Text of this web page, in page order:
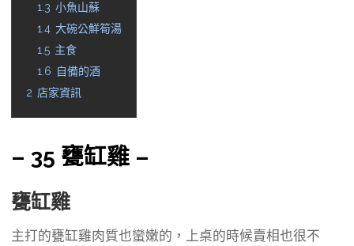
1.3 小魚山蘇
1.4 大碗公鮮筍湯
1.5 主食
1.6 自備的酒
2 店家資訊
– 35 甕缸雞 –
甕缸雞
主打的甕缸雞肉質也蠻嫩的，上桌的時候賣相也很不